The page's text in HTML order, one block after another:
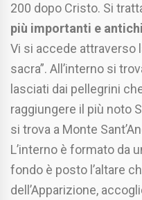
200 dopo Cristo. Si
più importanti e
Vi si accede attraverso
sacra”. All’interno si
lasciati dai pellegrini
raggiungere il più noto
si trova a Monte
L’interno è formato da
fondo è posto l’altare
dell’Apparizione,